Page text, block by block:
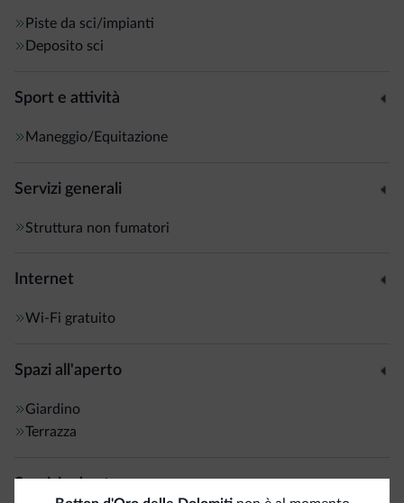
Piste da sci/impianti
Deposito sci
Sport e attività
Maneggio/Equitazione
Servizi generali
Struttura non fumatori
Internet
Wi-Fi gratuito
Spazi all'aperto
Giardino
Terrazza